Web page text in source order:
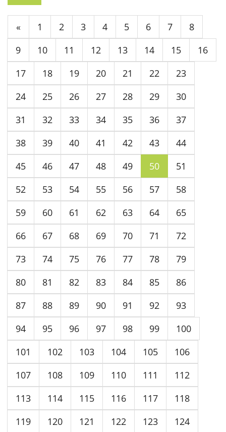
« 1 2 3 4 5 6 7
8
9
10 11 12 13 14 15
16
17
18 19 20 21 22
23
24
25 26 27 28 29
30
31
32 33 34 35 36
37
38
39 40 41 42 43
44
45
46 47 48 49 50
51
52
53 54 55 56 57
58
59
60 61 62 63 64
65
66
67 68 69 70 71
72
73
74 75 76 77 78
79
80
81 82 83 84 85
86
87
88 89 90 91 92
93
94
95 96 97 98 99
100
101
102 103 104 105
106
107
108 109 110 111
112
113
114 115 116 117
118
119
120 121 122 123
124